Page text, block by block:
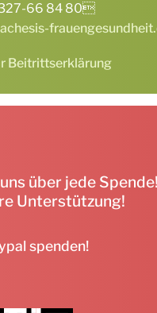
66 84 80
Beitrittserklärung
über jede
Unterstützung!
spenden!